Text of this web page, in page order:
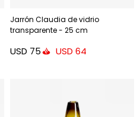
Jarrón Claudia de vidrio
transparente - 25 cm
USD 75 USD 64